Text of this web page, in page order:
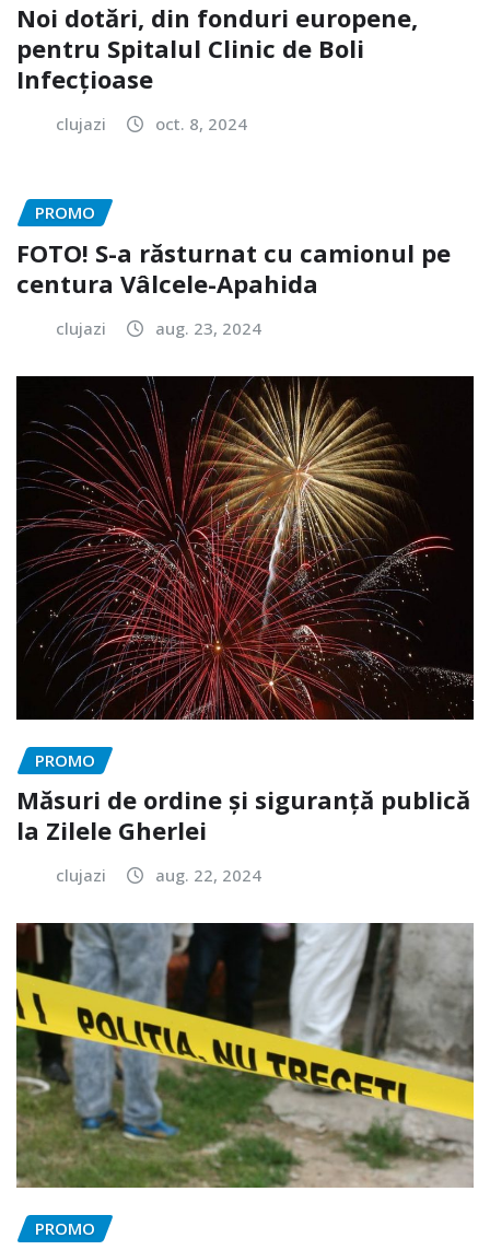
Noi dotări, din fonduri europene,
pentru Spitalul Clinic de Boli
Infecțioase
clujazi oct. 8, 2024
PROMO
FOTO! S-a răsturnat cu camionul pe
centura Vâlcele-Apahida
clujazi aug. 23, 2024
PROMO
Măsuri de ordine și siguranță publică
la Zilele Gherlei
clujazi aug. 22, 2024
PROMO